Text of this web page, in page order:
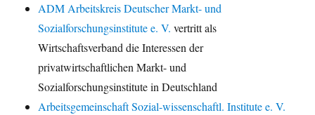
ADM Arbeitskreis Deutscher Markt- und
Sozialforschungsinstitute e. V. vertritt als
Wirtschaftsverband die Interessen der
privatwirtschaftlichen Markt- und
Sozialforschungsinstitute in Deutschland
Arbeitsgemeinschaft Sozial-wissenschaftl. Institute e. V.